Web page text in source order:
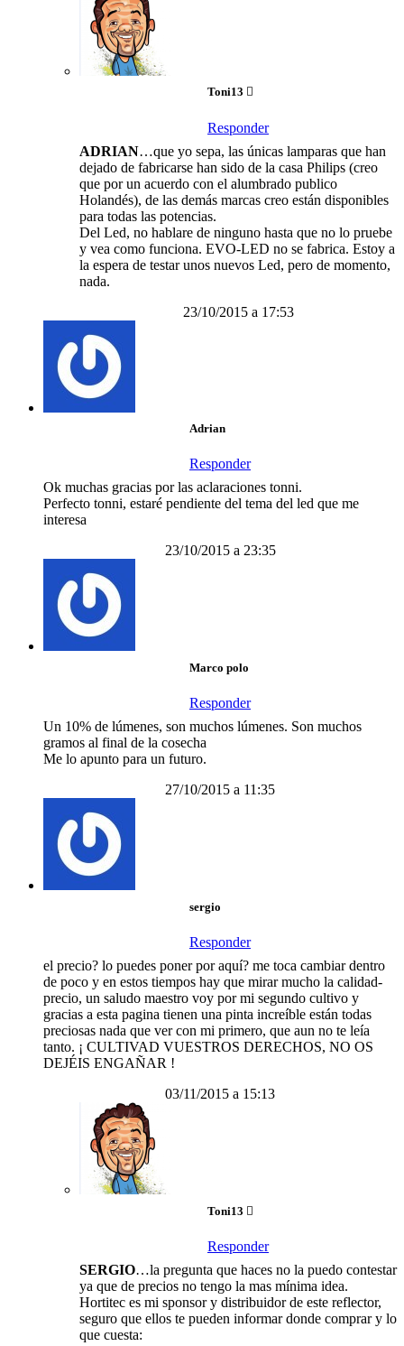
Toni13
Responder
ADRIAN…que yo sepa, las únicas lamparas que han
dejado de fabricarse han sido de la casa Philips (creo
que por un acuerdo con el alumbrado publico
Holandés), de las demás marcas creo están disponibles
para todas las potencias.
Del Led, no hablare de ninguno hasta que no lo pruebe
y vea como funciona. EVO-LED no se fabrica. Estoy a
la espera de testar unos nuevos Led, pero de momento,
nada.
23/10/2015 a 17:53
Adrian
Responder
Ok muchas gracias por las aclaraciones tonni.
Perfecto tonni, estaré pendiente del tema del led que me
interesa
23/10/2015 a 23:35
Marco polo
Responder
Un 10% de lúmenes, son muchos lúmenes. Son muchos
gramos al final de la cosecha
Me lo apunto para un futuro.
27/10/2015 a 11:35
sergio
Responder
el precio? lo puedes poner por aquí? me toca cambiar dentro
de poco y en estos tiempos hay que mirar mucho la calidad-
precio, un saludo maestro voy por mi segundo cultivo y
gracias a esta pagina tienen una pinta increíble están todas
preciosas nada que ver con mi primero, que aun no te leía
tanto. ¡ CULTIVAD VUESTROS DERECHOS, NO OS
DEJÉIS ENGAÑAR !
03/11/2015 a 15:13
Toni13
Responder
SERGIO…la pregunta que haces no la puedo contestar
ya que de precios no tengo la mas mínima idea.
Hortitec es mi sponsor y distribuidor de este reflector,
seguro que ellos te pueden informar donde comprar y lo
que cuesta: